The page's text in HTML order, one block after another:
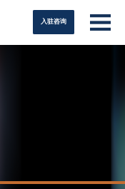
入驻咨询